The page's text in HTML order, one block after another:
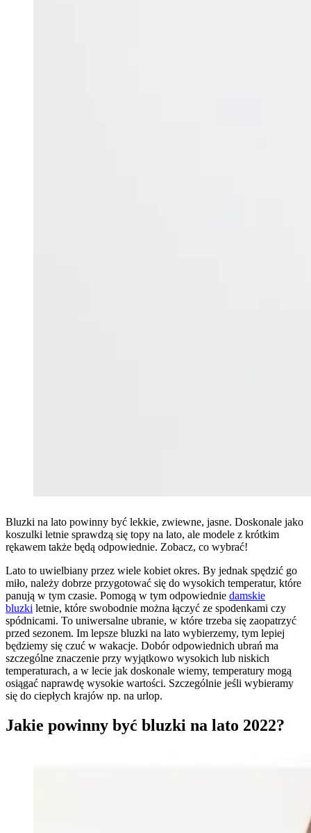
Bluzki na lato powinny być lekkie, zwiewne, jasne. Doskonale jako
koszulki letnie sprawdzą się topy na lato, ale modele z krótkim
rękawem także będą odpowiednie. Zobacz, co wybrać!
Lato to uwielbiany przez wiele kobiet okres. By jednak spędzić go
miło, należy dobrze przygotować się do wysokich temperatur, które
panują w tym czasie. Pomogą w tym odpowiednie damskie
bluzki letnie, które swobodnie można łączyć ze spodenkami czy
spódnicami. To uniwersalne ubranie, w które trzeba się zaopatrzyć
przed sezonem. Im lepsze bluzki na lato wybierzemy, tym lepiej
będziemy się czuć w wakacje. Dobór odpowiednich ubrań ma
szczególne znaczenie przy wyjątkowo wysokich lub niskich
temperaturach, a w lecie jak doskonale wiemy, temperatury mogą
osiągać naprawdę wysokie wartości. Szczególnie jeśli wybieramy
się do ciepłych krajów np. na urlop.
Jakie powinny być bluzki na lato 2022?